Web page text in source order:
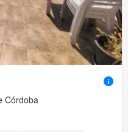
Córdoba